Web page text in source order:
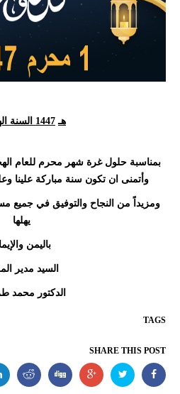
هـ 1447 السنة الهجرية
وأتمنى ان تكون سنة مباركة علينا
ومزيداً من النجاح والتوفيق في جميع
يهلها
باليمن
السيد مدير
الدكتور محمد
TAGS
SHARE THIS POST